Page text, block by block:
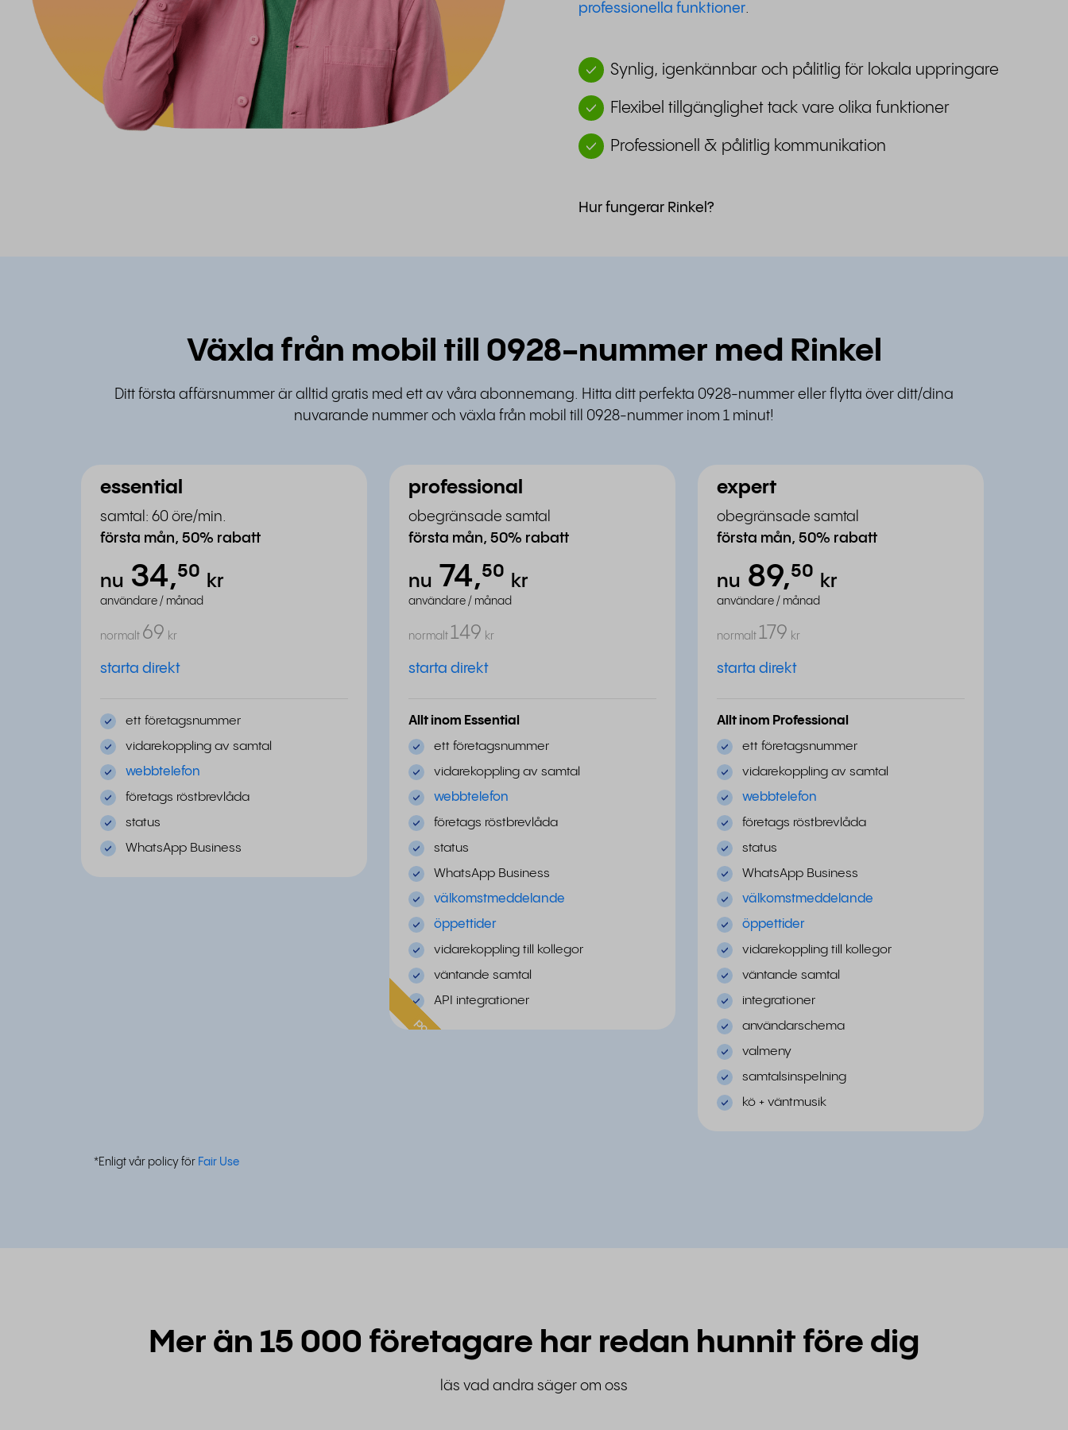
professionella funktioner.
Synlig, igenkännbar och pålitlig för lokala uppringare
Flexibel tillgänglighet tack vare olika funktioner
Professionell & pålitlig kommunikation
Hur fungerar Rinkel?
Växla från mobil till 0928-nummer med Rinkel
Ditt första affärsnummer är alltid gratis med ett av våra abonnemang. Hitta ditt perfekta 0928-nummer eller flytta över ditt/dina
nuvarande nummer och växla från mobil till 0928-nummer inom 1 minut!
essential
samtal: 60 öre/min.
första mån, 50% rabatt
nu kr
34,⁵⁰
användare / månad
normalt kr
69
starta direkt
ett företagsnummer
vidarekoppling av samtal
webbtelefon
företags röstbrevlåda
status
WhatsApp Business
professional
obegränsade samtal
första mån, 50% rabatt
nu kr
74,⁵⁰
användare / månad
normalt kr
149
starta direkt
Allt inom Essential
ett företagsnummer
vidarekoppling av samtal
webbtelefon
företags röstbrevlåda
status
WhatsApp Business
välkomstmeddelande
öppettider
vidarekoppling till kollegor
väntande samtal
API integrationer
populär
expert
obegränsade samtal
första mån, 50% rabatt
nu kr
89,⁵⁰
användare / månad
normalt kr
179
starta direkt
Allt inom Professional
ett företagsnummer
vidarekoppling av samtal
webbtelefon
företags röstbrevlåda
status
WhatsApp Business
välkomstmeddelande
öppettider
vidarekoppling till kollegor
väntande samtal
integrationer
användarschema
valmeny
samtalsinspelning
kö + väntmusik
*Enligt vår policy för Fair Use
Mer än 15 000 företagare har redan hunnit före dig
läs vad andra säger om oss